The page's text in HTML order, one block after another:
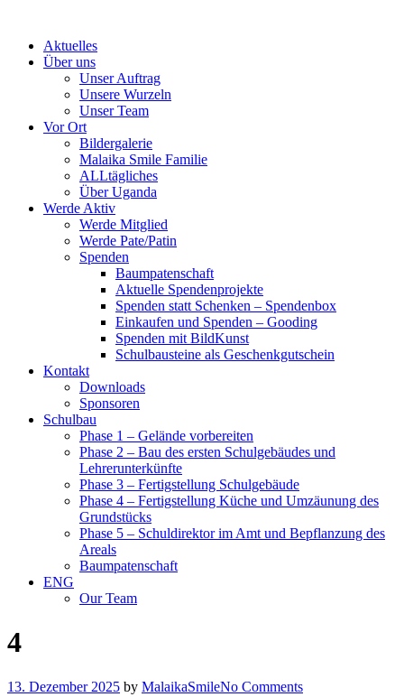
contentAktuelles
Über uns
Unser Auftrag
Unsere Wurzeln
Unser Team
Vor Ort
Bildergalerie
Malaika Smile Familie
ALLtägliches
Über Uganda
Werde Aktiv
Werde Mitglied
Werde Pate/Patin
Spenden
Baumpatenschaft
Aktuelle Spendenprojekte
Spenden statt Schenken – Spendenbox
Einkaufen und Spenden – Gooding
Spenden mit BildKunst
Schulbausteine als Geschenkgutschein
Kontakt
Downloads
Sponsoren
Schulbau
Phase 1 – Gelände vorbereiten
Phase 2 – Bau des ersten Schulgebäudes und
Lehrerunterkünfte
Phase 3 – Fertigstellung Schulgebäude
Phase 4 – Fertigstellung Küche und Umzäunung des
Grundstücks
Phase 5 – Schuldirektor im Amt und Bepflanzung des
Areals
Baumpatenschaft
ENG
Our Team
4
13. Dezember 2025 by MalaikaSmileNo Comments